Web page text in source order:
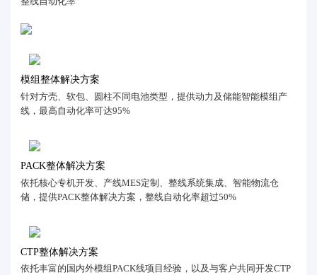
模组整体解决方案
针对方壳、软包、圆柱不同电池类型，提供动力及储能智能模组产
线，最高自动化率可达95%
PACK整体解决方案
依托核心专机开发、产线MES定制、整线系统集成、智能物流仓
储，提供PACK整体解决方案，整线自动化率超过50%
CTP整体解决方案
依托丰富的国内外模组PACK线项目经验，以及与客户共同开发CTP